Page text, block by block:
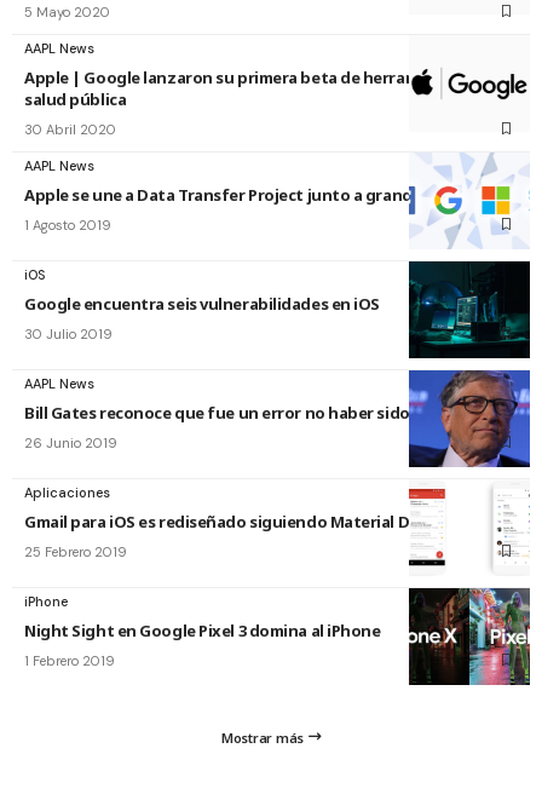
5 Mayo 2020
AAPL News
Apple | Google lanzaron su primera beta de herramientas de
salud pública
30 Abril 2020
AAPL News
Apple se une a Data Transfer Project junto a grandes compañías
1 Agosto 2019
iOS
Google encuentra seis vulnerabilidades en iOS
30 Julio 2019
AAPL News
Bill Gates reconoce que fue un error no haber sido rival de iOS
26 Junio 2019
Aplicaciones
Gmail para iOS es rediseñado siguiendo Material Design
25 Febrero 2019
iPhone
Night Sight en Google Pixel 3 domina al iPhone
1 Febrero 2019
Mostrar más